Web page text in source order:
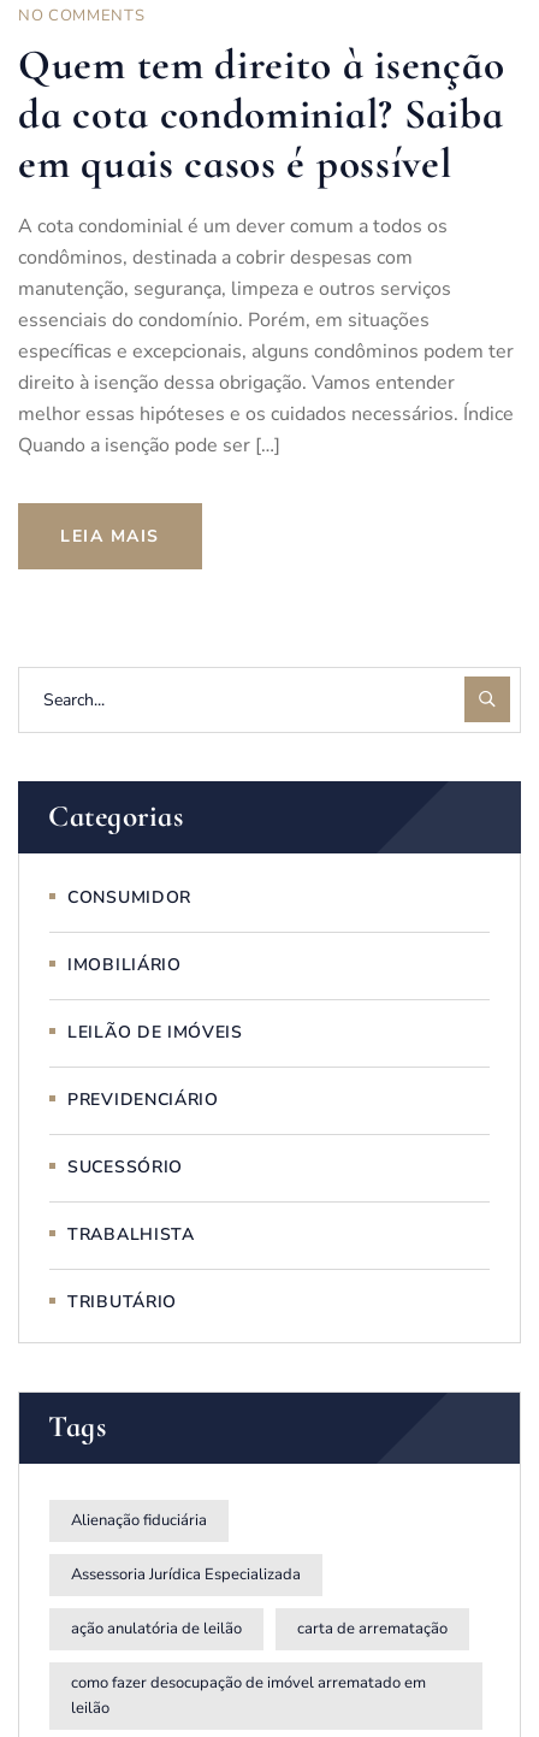
NO COMMENTS
Quem tem direito à isenção
da cota condominial? Saiba
em quais casos é possível
A cota condominial é um dever comum a todos os
condôminos, destinada a cobrir despesas com
manutenção, segurança, limpeza e outros serviços
essenciais do condomínio. Porém, em situações
específicas e excepcionais, alguns condôminos podem ter
direito à isenção dessa obrigação. Vamos entender
melhor essas hipóteses e os cuidados necessários. Índice
Quando a isenção pode ser […]
LEIA MAIS
Categorias
CONSUMIDOR
IMOBILIÁRIO
LEILÃO DE IMÓVEIS
PREVIDENCIÁRIO
SUCESSÓRIO
TRABALHISTA
TRIBUTÁRIO
Tags
Alienação fiduciária
Assessoria Jurídica Especializada
ação anulatória de leilão carta de arrematação
como fazer desocupação de imóvel arrematado em
leilão